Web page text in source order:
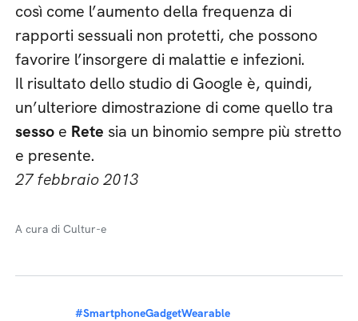
così come l’aumento della frequenza di
rapporti sessuali non protetti, che possono
favorire l’insorgere di malattie e infezioni.
Il risultato dello studio di Google è, quindi,
un’ulteriore dimostrazione di come quello tra
sesso e Rete sia un binomio sempre più stretto
e presente.
27 febbraio 2013
A cura di Cultur-e
#SmartphoneGadgetWearable